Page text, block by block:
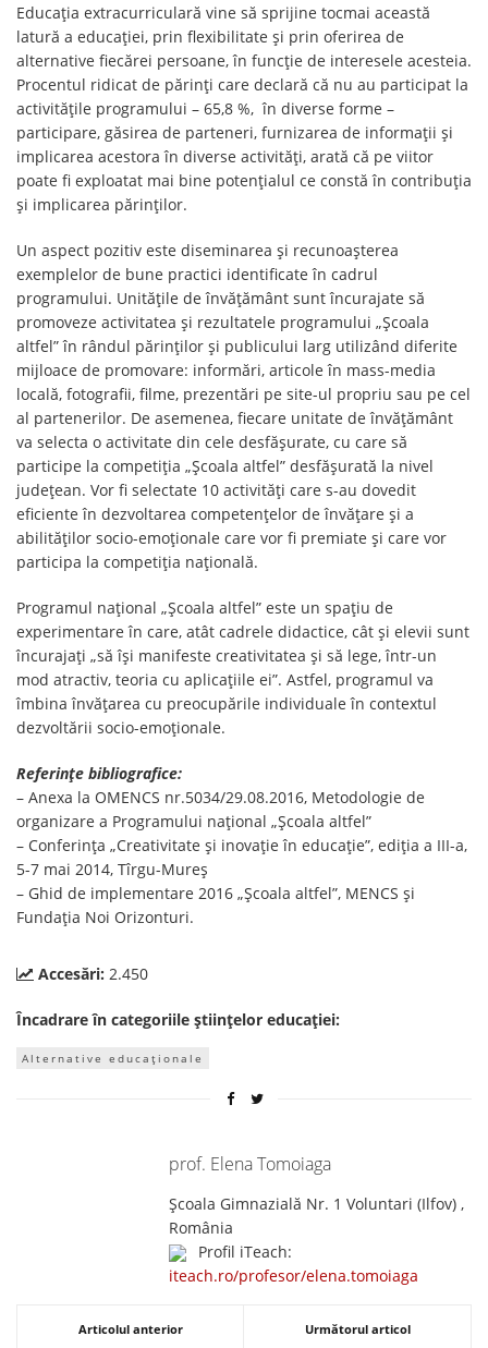
Educația extracurriculară vine să sprijine tocmai această
latură a educației, prin flexibilitate și prin oferirea de
alternative fiecărei persoane, în funcție de interesele acesteia.
Procentul ridicat de părinți care declară că nu au participat la
activităţile programului – 65,8 %, în diverse forme –
participare, găsirea de parteneri, furnizarea de informaţii şi
implicarea acestora în diverse activităţi, arată că pe viitor
poate fi exploatat mai bine potenţialul ce constă în contribuţia
şi implicarea părinţilor.
Un aspect pozitiv este diseminarea și recunoașterea
exemplelor de bune practici identificate în cadrul
programului. Unitățile de învățământ sunt încurajate să
promoveze activitatea și rezultatele programului „Școala
altfel” în rândul părinților și publicului larg utilizând diferite
mijloace de promovare: informări, articole în mass-media
locală, fotografii, filme, prezentări pe site-ul propriu sau pe cel
al partenerilor. De asemenea, fiecare unitate de învățământ
va selecta o activitate din cele desfășurate, cu care să
participe la competiția „Școala altfel” desfășurată la nivel
județean. Vor fi selectate 10 activități care s-au dovedit
eficiente în dezvoltarea competențelor de învățare și a
abilităților socio-emoționale care vor fi premiate și care vor
participa la competiția națională.
Programul național „Școala altfel” este un spațiu de
experimentare în care, atât cadrele didactice, cât și elevii sunt
încurajați „să își manifeste creativitatea și să lege, într-un
mod atractiv, teoria cu aplicațiile ei”. Astfel, programul va
îmbina învățarea cu preocupările individuale în contextul
dezvoltării socio-emoționale.
Referințe bibliografice:
– Anexa la OMENCS nr.5034/29.08.2016, Metodologie de
organizare a Programului național „Școala altfel”
– Conferinţa „Creativitate şi inovaţie în educaţie”, ediţia a III-a,
5-7 mai 2014, Tîrgu-Mureş
– Ghid de implementare 2016 „Școala altfel”, MENCS și
Fundația Noi Orizonturi.
Accesări: 2.450
Încadrare în categoriile științelor educației:
Alternative educaționale
prof. Elena Tomoiaga
Școala Gimnazială Nr. 1 Voluntari (Ilfov) ,
România
Profil iTeach:
iteach.ro/profesor/elena.tomoiaga
Articolul anterior Următorul articol